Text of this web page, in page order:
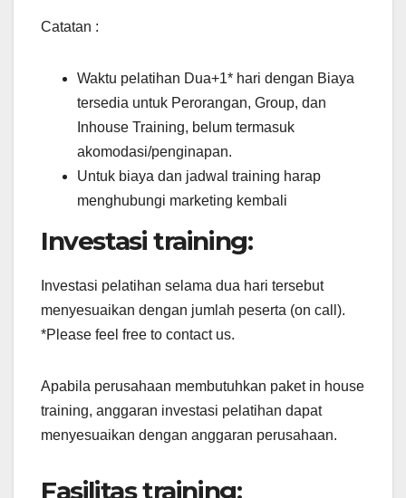
Catatan :
Waktu pelatihan Dua+1* hari dengan Biaya
tersedia untuk Perorangan, Group, dan
Inhouse Training, belum termasuk
akomodasi/penginapan.
Untuk biaya dan jadwal training harap
menghubungi marketing kembali
Investasi training:
Investasi pelatihan selama dua hari tersebut
menyesuaikan dengan jumlah peserta (on call).
*Please feel free to contact us.
Apabila perusahaan membutuhkan paket in house
training, anggaran investasi pelatihan dapat
menyesuaikan dengan anggaran perusahaan.
Fasilitas training: